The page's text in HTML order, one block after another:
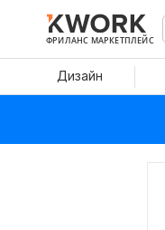
ФРИЛАНС МАРКЕТПЛЕЙС
Дизайн